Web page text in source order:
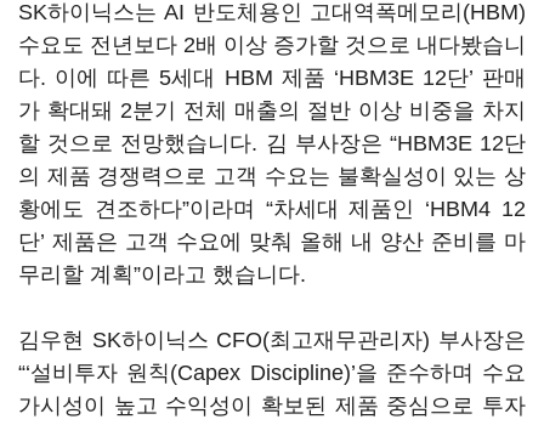
SK하이닉스는 AI 반도체용인 고대역폭메모리(HBM)
수요도 전년보다 2배 이상 증가할 것으로 내다봤습니
다. 이에 따른 5세대 HBM 제품 ‘HBM3E 12단’ 판매
가 확대돼 2분기 전체 매출의 절반 이상 비중을 차지
할 것으로 전망했습니다. 김 부사장은 “HBM3E 12단
의 제품 경쟁력으로 고객 수요는 불확실성이 있는 상
황에도 견조하다”이라며 “차세대 제품인 ‘HBM4 12
단’ 제품은 고객 수요에 맞춰 올해 내 양산 준비를 마
무리할 계획”이라고 했습니다.
김우현 SK하이닉스 CFO(최고재무관리자) 부사장은
“‘설비투자 원칙(Capex Discipline)’을 준수하며 수요
가시성이 높고 수익성이 확보된 제품 중심으로 투자